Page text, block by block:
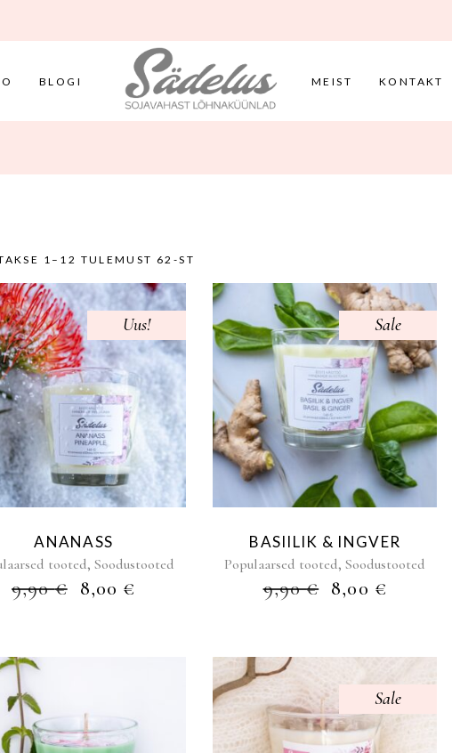
BLOGI MEIST KONTAKT
1–12 TULEMUST 62-ST
Sale
Uus!
ANANASS
tooted, Soodustooted
9,90€ ALGNE
8,00 €
Sale
BASIILIK & INGVER
Populaarsed tooted,Soodustooted
9,90€ ALGNE
8,00 €
Sale